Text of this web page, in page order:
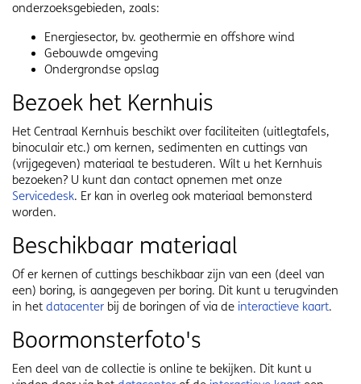
onderzoeksgebieden, zoals:
Energiesector, bv. geothermie en offshore wind
Gebouwde omgeving
Ondergrondse opslag
Bezoek het Kernhuis
Het Centraal Kernhuis beschikt over faciliteiten (uitlegtafels,
binoculair etc.) om kernen, sedimenten en cuttings van
(vrijgegeven) materiaal te bestuderen. Wilt u het Kernhuis
bezoeken? U kunt dan contact opnemen met onze
Servicedesk. Er kan in overleg ook materiaal bemonsterd
worden.
Beschikbaar materiaal
Of er kernen of cuttings beschikbaar zijn van een (deel van
een) boring, is aangegeven per boring. Dit kunt u terugvinden
in het datacenter bij de boringen of via de interactieve kaart.
Boormonsterfoto's
Een deel van de collectie is online te bekijken. Dit kunt u